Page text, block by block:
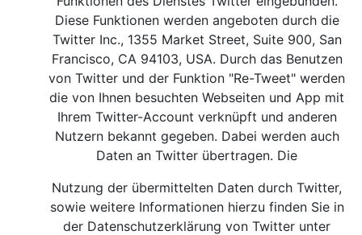
Diese Funktionen werden angeboten durch die
Twitter Inc., 1355 Market Street, Suite 900, San
Francisco, CA 94103, USA. Durch das Benutzen
von Twitter und der Funktion "Re-Tweet" werden
die von Ihnen besuchten Webseiten und App mit
Ihrem Twitter-Account verknüpft und anderen
Nutzern bekannt gegeben. Dabei werden auch
Daten an Twitter übertragen. Die
Nutzung der übermittelten Daten durch Twitter,
sowie weitere Informationen hierzu finden Sie in
der Datenschutzerklärung von Twitter unter